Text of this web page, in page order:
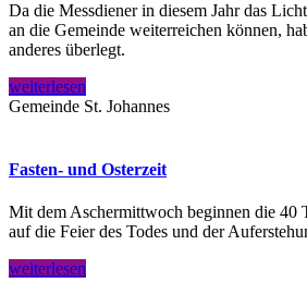
Da die Messdiener in diesem Jahr das
an die Gemeinde weiterreichen können,
anderes überlegt.
weiterlesen
Gemeinde St. Johannes
Fasten- und Osterzeit
Mit dem Aschermittwoch beginnen die 40
auf die Feier des Todes und der
weiterlesen